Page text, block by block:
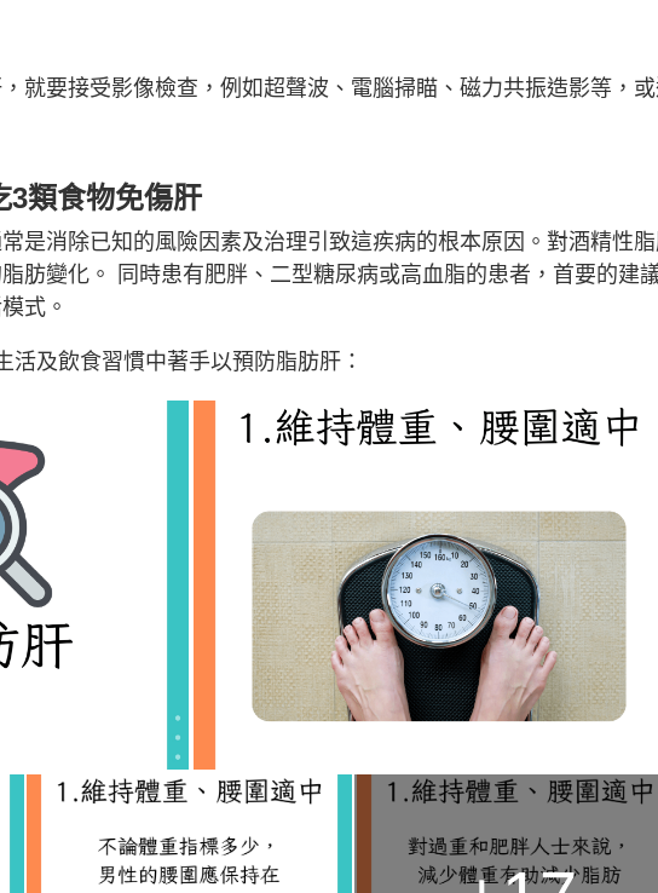
就要接受影像檢查，例如超聲波、電腦掃瞄、磁力共振造影等，
3類食物免傷肝
是消除已知的風險因素及治理引致這疾病的根本原因。對酒精性
肪變化。 同時患有肥胖、二型糖尿病或高血脂的患者，首要的建
式。
及飲食習慣中著手以預防脂肪肝：